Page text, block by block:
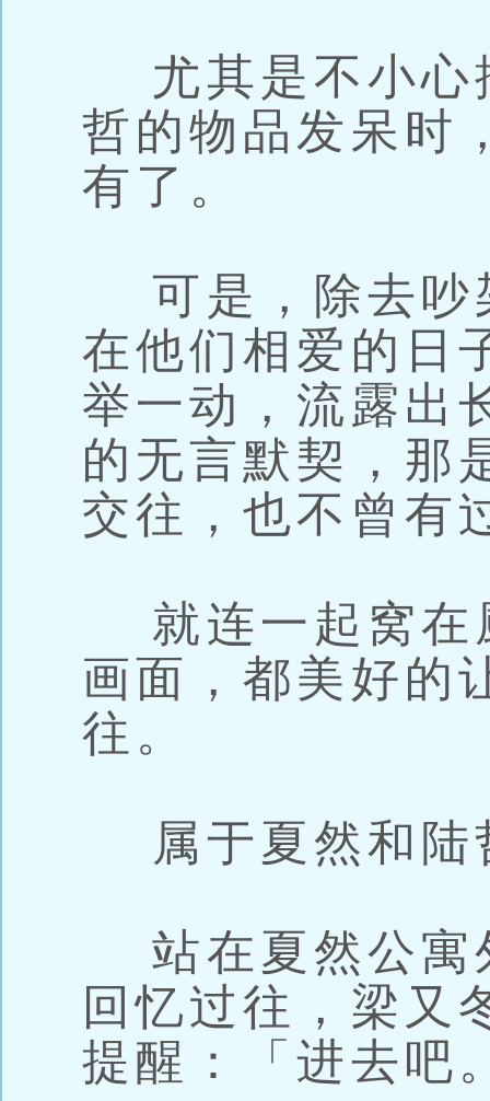
尤其是不小心
哲的物品发呆时
有了。
可是，除去吵
在他们相爱的日
举一动，流露出
的无言默契，那
交往，也不曾有
就连一起窝在
画面，都美好的
往。
属于夏然和陆
站在夏然公寓
回忆过往，梁又
提醒：「进去吧